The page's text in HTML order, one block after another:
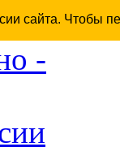
сайта. Чтобы
-